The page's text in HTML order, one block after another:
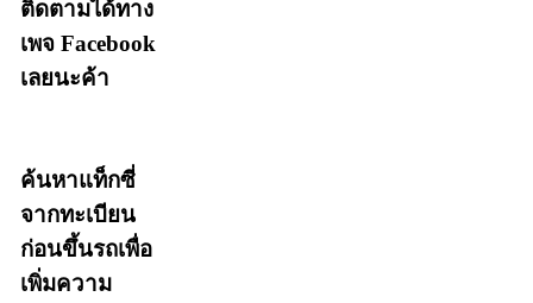
ติดตามได้ทาง
เพจ Facebook
เลยนะค้า
ค้นหาแท็กซี่
จากทะเบียน
ก่อนขึ้นรถเพื่อ
เพิ่มความ